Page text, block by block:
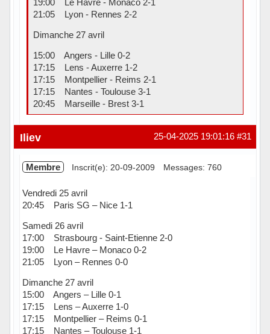
19:00 Le Havre - Monaco 2-1
21:05 Lyon - Rennes 2-2
Dimanche 27 avril
15:00 Angers - Lille 0-2
17:15 Lens - Auxerre 1-2
17:15 Montpellier - Reims 2-1
17:15 Nantes - Toulouse 3-1
20:45 Marseille - Brest 3-1
Hors ligne #31
25-04-2025 19:01:16
Iliev
Membre Inscrit(e): 20-09-2009 Messages: 760
Vendredi 25 avril
20:45 Paris SG – Nice 1-1
Samedi 26 avril
17:00 Strasbourg - Saint-Etienne 2-0
19:00 Le Havre – Monaco 0-2
21:05 Lyon – Rennes 0-0
Dimanche 27 avril
15:00 Angers – Lille 0-1
17:15 Lens – Auxerre 1-0
17:15 Montpellier – Reims 0-1
17:15 Nantes – Toulouse 1-1